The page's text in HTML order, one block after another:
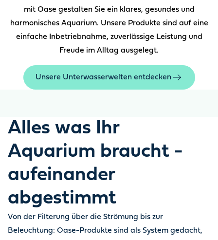
mit Oase gestalten Sie ein klares, gesundes und
harmonisches Aquarium. Unsere Produkte sind auf eine
einfache Inbetriebnahme, zuverlässige Leistung und
Freude im Alltag ausgelegt.
Unsere Unterwasserwelten entdecken
Alles was Ihr
Aquarium braucht -
aufeinander
abgestimmt
Von der Filterung über die Strömung bis zur
Beleuchtung: Oase-Produkte sind als System gedacht,